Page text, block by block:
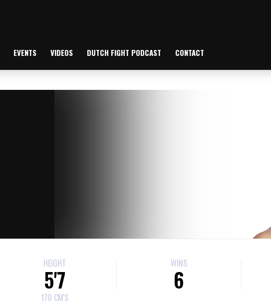
EVENTS VIDEOS DUTCH FIGHT PODCAST CONTACT
HEIGHT
5'7
170 CM'S
WINS
6